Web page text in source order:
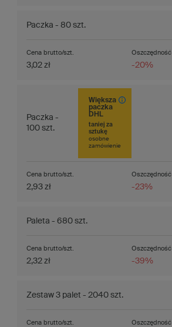
Paczka - 80 szt.
Oszczędność
-20%
Cena brutto/szt.
3,02 zł
Paczka -
100 szt.
Większa
paczka
DHL
taniej za
sztukę
osobne
zamówienie
Oszczędność
-23%
Cena brutto/szt.
2,93 zł
Paleta - 680 szt.
Oszczędność
-39%
Cena brutto/szt.
2,32 zł
Zestaw 3 palet - 2040 szt.
Oszczędność
Cena brutto/szt.